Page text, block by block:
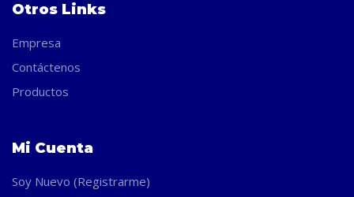
Otros Links
Empresa
Contáctenos
Productos
Mi Cuenta
Soy Nuevo (Registrarme)